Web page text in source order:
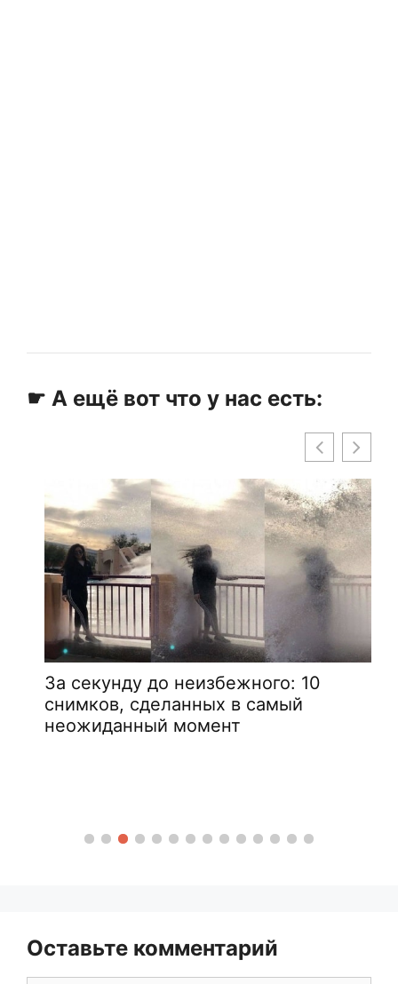
☛ А ещё вот что у нас есть:
За секунду до неизбежного: 10
снимков, сделанных в самый
неожиданный момент
Оставьте комментарий